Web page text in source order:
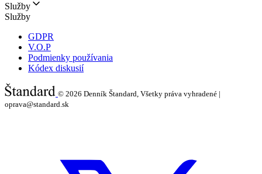
Služby
Služby
GDPR
V.O.P
Podmienky používania
Kódex diskusií
© 2026 Denník Štandard, Všetky práva vyhradené |
oprava@standard.sk